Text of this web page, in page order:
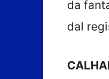
da
dal